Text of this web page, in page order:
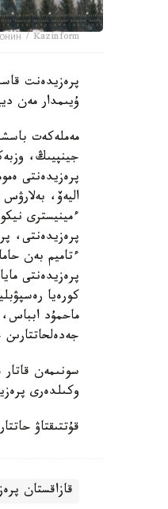
/ Kazinform
پرەزيدەنت
ۇيىمدار مەن
مەملەكەت
جينپيىڭ،
پرەزيدەنتى
اليەۆ،
ءمينيسترى
پرەزيدەنتى،
ءتاميم بەن
پرەزيدەنتى
كورەيا
ماحمۇد
سونىمەن قاتار
وكىلدەرى
قۇتتىقتاۋ
قازاقستان